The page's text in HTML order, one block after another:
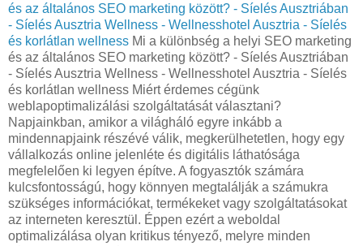
és az általános SEO marketing között? - Síelés Ausztriában
- Síelés Ausztria Wellness - Wellnesshotel Ausztria - Síelés
és korlátlan wellness Mi a különbség a helyi SEO marketing
és az általános SEO marketing között? - Síelés Ausztriában
- Síelés Ausztria Wellness - Wellnesshotel Ausztria - Síelés
és korlátlan wellness Miért érdemes cégünk
weblapoptimalizálási szolgáltatását választani?
Napjainkban, amikor a világháló egyre inkább a
mindennapjaink részévé válik, megkerülhetetlen, hogy egy
vállalkozás online jelenléte és digitális láthatósága
megfelelően ki legyen építve. A fogyasztók számára
kulcsfontosságú, hogy könnyen megtalálják a számukra
szükséges információkat, termékeket vagy szolgáltatásokat
az interneten keresztül. Éppen ezért a weboldal
optimalizálása olyan kritikus tényező, melyre minden